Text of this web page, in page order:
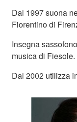
Dal 1997 suona
Fiorentino di
Insegna
musica di Fiesole.
Dal 2002 utilizza